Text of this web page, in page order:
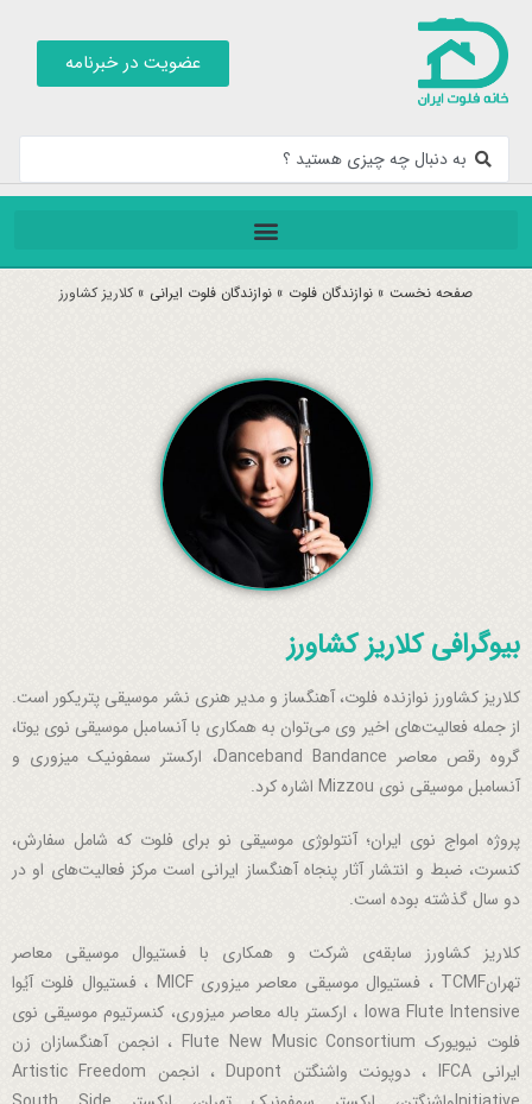
عضویت در خبرنامه
صفحه نخست » نوازندگان فلوت » نوازندگان فلوت ایرانی » کلاریز کشاورز
بیوگرافی کلاریز کشاورز
كلاريز كشاورز نوازنده فلوت، آهنگساز و مدیر هنری نشر موسیقی پتریکور است.
از جمله فعالیت‌های اخیر وی می‌توان به همکاری با آنسامبل موسیقی نوی یوتا،
گروه رقص معاصر Danceband Bandance، ارکستر سمفونیک میزوری و
آنسامبل موسیقی نوی Mizzou اشاره کرد.
پروژه امواج نوی ایران؛ آنتولوژی موسیقی نو برای فلوت که شامل سفارش،
کنسرت، ضبط و انتشار آثار پنجاه آهنگساز ایرانی است مرکز فعالیت‌های او در
دو سال گذشته بوده است.
کلاریز کشاورز سابقه‌ی شرکت و همکاری با فستیوال موسیقی معاصر
تهرانTCMF ، فستیوال موسیقی معاصر میزوری MICF ، فستیوال فلوت آیُوا
Iowa Flute Intensive ، ارکستر باله معاصر میزوری، کنسرتیوم موسیقی نوی
فلوت نیویورک Flute New Music Consortium ، انجمن آهنگسازان زن
ایرانی IFCA ، دوپونت واشنگتن Dupont ، انجمن Artistic Freedom